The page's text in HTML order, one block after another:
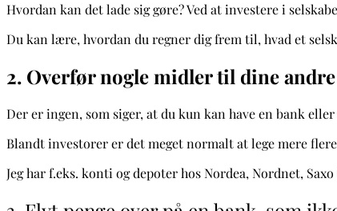
Hvordan kan det lade sig gøre? Ved at investere i
Du kan lære, hvordan du regner dig frem til, hvad et
2. Overfør nogle midler til dine
Der er ingen, som siger, at du kun kan have en bank
Blandt investorer er det meget normalt at lege mere
Jeg har f.eks. konti og depoter hos Nordea, Nordnet,